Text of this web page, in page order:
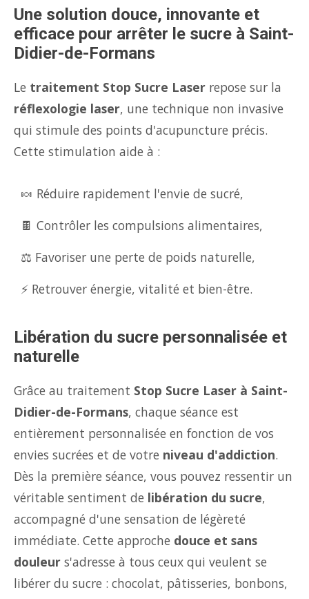
Une solution douce, innovante et
efficace pour arrêter le sucre à Saint-
Didier-de-Formans
Le traitement Stop Sucre Laser repose sur la
réflexologie laser, une technique non invasive
qui stimule des points d'acupuncture précis.
Cette stimulation aide à :
🍬 Réduire rapidement l'envie de sucré,
🍫 Contrôler les compulsions alimentaires,
⚖️ Favoriser une perte de poids naturelle,
⚡ Retrouver énergie, vitalité et bien-être.
Libération du sucre personnalisée et
naturelle
Grâce au traitement Stop Sucre Laser à Saint-
Didier-de-Formans, chaque séance est
entièrement personnalisée en fonction de vos
envies sucrées et de votre niveau d'addiction.
Dès la première séance, vous pouvez ressentir un
véritable sentiment de libération du sucre,
accompagné d'une sensation de légèreté
immédiate. Cette approche douce et sans
douleur s'adresse à tous ceux qui veulent se
libérer du sucre : chocolat, pâtisseries, bonbons,